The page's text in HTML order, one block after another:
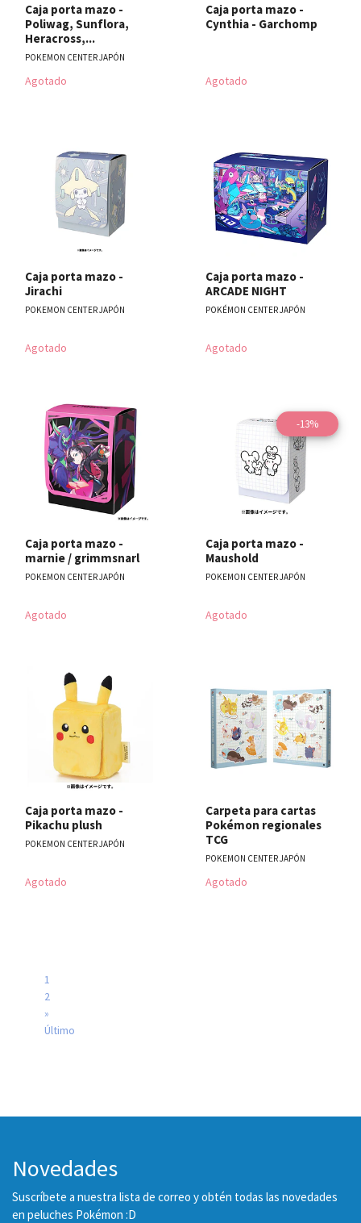
Caja porta mazo -
Poliwag, Sunflora,
Heracross,...
POKEMON CENTER JAPÓN
Agotado
Caja porta mazo -
Cynthia - Garchomp
Agotado
Caja porta mazo -
Jirachi
POKEMON CENTER JAPÓN
Agotado
Caja porta mazo -
ARCADE NIGHT
POKÉMON CENTER JAPÓN
Agotado
Caja porta mazo -
marnie / grimmsnarl
POKEMON CENTER JAPÓN
Agotado
-13%
Caja porta mazo -
Maushold
POKEMON CENTER JAPÓN
Agotado
Caja porta mazo -
Pikachu plush
POKEMON CENTER JAPÓN
Agotado
Carpeta para cartas
Pokémon regionales
TCG
POKEMON CENTER JAPÓN
Agotado
1
2
»
Último
Novedades
Suscríbete a nuestra lista de correo y obtén todas las novedades
en peluches Pokémon :D